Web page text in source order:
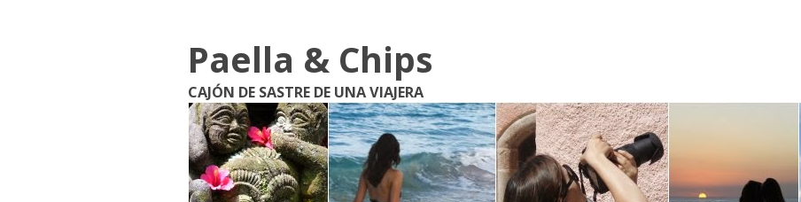
Paella & Chips
CAJÓN DE SASTRE DE UNA VIAJERA